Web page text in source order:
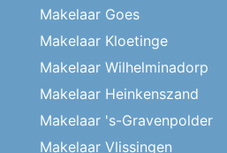
Makelaar Goes
Makelaar Kloetinge
Makelaar Wilhelminadorp
Makelaar Heinkenszand
Makelaar 's-Gravenpolder
Makelaar Vlissingen